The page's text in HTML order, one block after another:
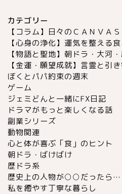
カテゴリー
【コラム】日々のＣＡＮＶＡＳ
【心身の浄化】運気を整える
【物語と聖地】朝ドラ・大河
【金運・願望成就】言霊と引
ぼくとパパ約束の週末
ゲーム
ジェミどんと一緒にFX日記
ドラマがもっと楽しくなる話
副業シリーズ
動物関連
心と体が喜ぶ「食」のヒント
朝ドラ・ばけばけ
歴ドラ系
歴史上の人物が○○だったら…
私を癒やす丁寧な暮らし